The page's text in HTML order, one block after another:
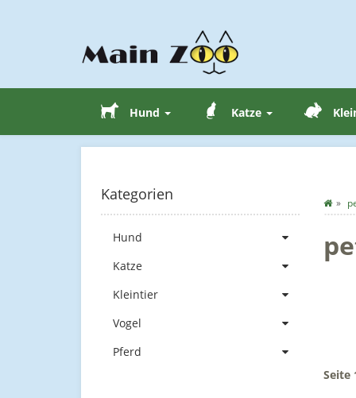
Hund Katze
Seite
Kategorien
Hund
Katze
Kleintier
Vogel
Pferd